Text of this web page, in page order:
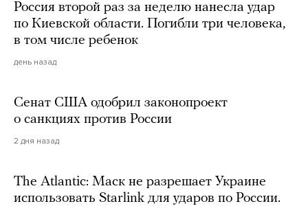
Россия второй раз за неделю нанесла удар
по Киевской области. Погибли три человека,
в том числе ребенок
день назад
Сенат США одобрил законопроект
о санкциях против России
2 дня назад
The Atlantic: Маск не разрешает Украине
использовать Starlink для ударов по России.